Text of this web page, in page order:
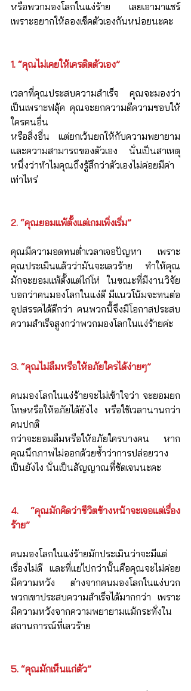
หรือพวกมองโลกในแง่ร้าย เลยเอามาแชร์
เพราะอยากให้ลองเช็คตัวเองกันหน่อยนะคะ
1. “คุณไม่เคยให้เครดิตตัวเอง”
เวลาที่คุณประสบความสำเร็จ คุณจะมองว่า
เป็นเพราะฟลุ้ค คุณจะยกความดีความชอบให้
ใครคนอื่น
หรือสิ่งอื่น แต่ยกเว้นยกให้กับความพยายาม
และความสามารถของตัวเอง นั่นเป็นสาเหตุ
หนึ่งว่าทำไมคุณถึงรู้สึกว่าตัวเองไม่ค่อยมีค่า
เท่าไหร่
2. “คุณยอมแพ้ตั้งแต่เกมเพิ่งเริ่ม”
คุณมีความอดทนต่ำเวลาเจอปัญหา เพราะ
คุณประเมินแล้วว่ามันจะเลวร้าย ทำให้คุณ
มักจะยอมแพ้ตั้งแต่ไก่โห่ ในขณะที่มีงานวิจัย
บอกว่าคนมองโลกในแง่ดี มีแนวโน้มจะทนต่อ
อุปสรรคได้ดีกว่า คนพวกนี้จึงมีโอกาสประสบ
ความสำเร็จสูงกว่าพวกมองโลกในแง่ร้ายค่ะ
3. “คุณไม่ลืมหรือให้อภัยใครได้ง่ายๆ”
คนมองโลกในแง่ร้ายจะไม่เข้าใจว่า จะยอมยก
โทษหรือให้อภัยได้ยังไง หรือใช้เวลานานกว่า
คนปกติ
กว่าจะยอมลืมหรือให้อภัยใครบางคน หาก
คุณนึกภาพไม่ออกด้วยซ้ำว่าการปล่อยวาง
เป็นยังไง นั่นเป็นสัญญาณที่ชัดเจนนะคะ
4. “คุณมักคิดว่าชีวิตข้างหน้าจะเจอแต่เรื่อง
ร้าย”
คนมองโลกในแง่ร้ายมักประเมินว่าจะมีแต่
เรื่องไม่ดี และที่แย่ไปกว่านั้นคือคุณจะไม่ค่อย
มีความหวัง ต่างจากคนมองโลกในแง่บวก
พวกเขาประสบความสำเร็จได้มากกว่า เพราะ
มีความหวังจากความพยายามแม้กระทั่งใน
สถานการณ์ที่เลวร้าย
5. “คุณมักเห็นแก่ตัว”